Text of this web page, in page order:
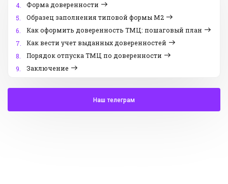
4.
Форма доверенности
5.
Образец заполнения типовой формы М2
6.
Как оформить доверенность ТМЦ: пошаговый план
7.
Как вести учет выданных доверенностей
8.
Порядок отпуска ТМЦ по доверенности
9.
Заключение
Наш телеграм